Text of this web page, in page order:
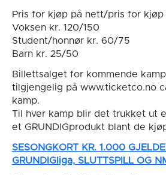
Pris for kjøp på nett/pris for kjøp
Voksen kr. 120/150
Student/honnør kr. 60/75
Barn kr. 25/50
Billettsalget for kommende
tilgjengelig på www.ticketco.no
kamp.
Til hver kamp blir det trukket ut
et GRUNDIGprodukt blant de
SESONGKORT KR. 1.000
GRUNDIGliga, SLUTTSPILL OG